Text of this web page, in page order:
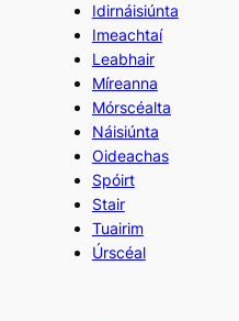
Idirnáisiúnta
Imeachtaí
Leabhair
Míreanna
Mórscéalta
Náisiúnta
Oideachas
Spóirt
Stair
Tuairim
Úrscéal